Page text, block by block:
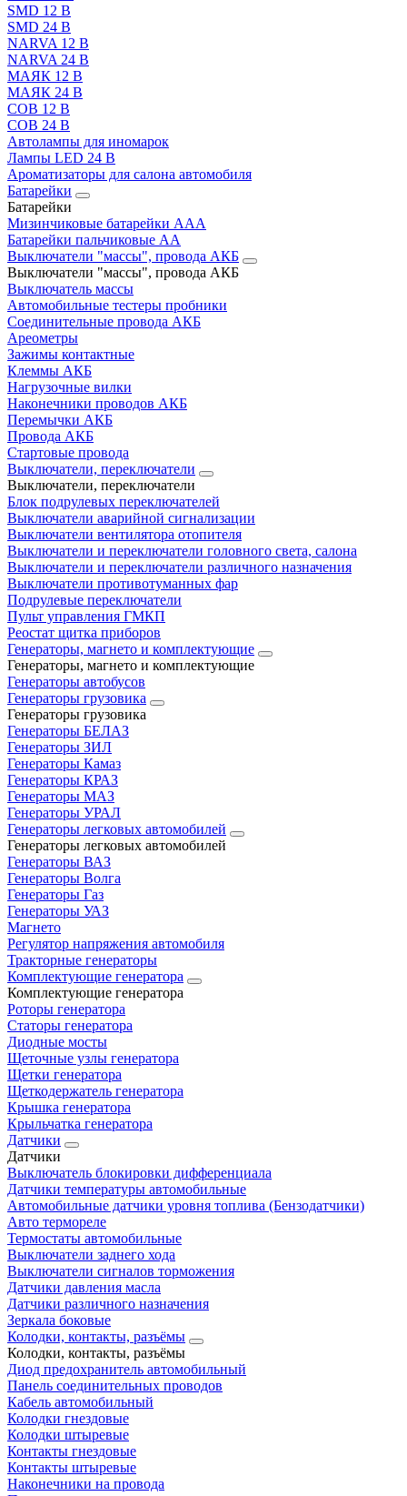
SMD 12 В
SMD 24 В
NARVA 12 В
NARVA 24 В
МАЯК 12 В
МАЯК 24 В
COB 12 В
COB 24 В
Автолампы для иномарок
Лампы LED 24 B
Ароматизаторы для салона автомобиля
Батарейки
Батарейки
Мизинчиковые батарейки AAA
Батарейки пальчиковые АА
Выключатели "массы", провода АКБ
Выключатели "массы", провода АКБ
Выключатель массы
Автомобильные тестеры пробники
Соединительные провода АКБ
Ареометры
Зажимы контактные
Клеммы АКБ
Нагрузочные вилки
Наконечники проводов АКБ
Перемычки АКБ
Провода АКБ
Стартовые провода
Выключатели, переключатели
Выключатели, переключатели
Блок подрулевых переключателей
Выключатели аварийной сигнализации
Выключатели вентилятора отопителя
Выключатели и переключатели головного света, салона
Выключатели и переключатели различного назначения
Выключатели противотуманных фар
Подрулевые переключатели
Пульт управления ГМКП
Реостат щитка приборов
Генераторы, магнето и комплектующие
Генераторы, магнето и комплектующие
Генераторы автобусов
Генераторы грузовика
Генераторы грузовика
Генераторы БЕЛАЗ
Генераторы ЗИЛ
Генераторы Камаз
Генераторы КРАЗ
Генераторы МАЗ
Генераторы УРАЛ
Генераторы легковых автомобилей
Генераторы легковых автомобилей
Генераторы ВАЗ
Генераторы Волга
Генераторы Газ
Генераторы УАЗ
Магнето
Регулятор напряжения автомобиля
Тракторные генераторы
Комплектующие генератора
Комплектующие генератора
Роторы генератора
Статоры генератора
Диодные мосты
Щеточные узлы генератора
Щетки генератора
Щеткодержатель генератора
Крышка генератора
Крыльчатка генератора
Датчики
Датчики
Выключатель блокировки дифференциала
Датчики температуры автомобильные
Автомобильные датчики уровня топлива (Бензодатчики)
Авто термореле
Термостаты автомобильные
Выключатели заднего хода
Выключатели сигналов торможения
Датчики давления масла
Датчики различного назначения
Зеркала боковые
Колодки, контакты, разъёмы
Колодки, контакты, разъёмы
Диод предохранитель автомобильный
Панель соединительных проводов
Кабель автомобильный
Колодки гнездовые
Колодки штыревые
Контакты гнездовые
Контакты штыревые
Наконечники на провода